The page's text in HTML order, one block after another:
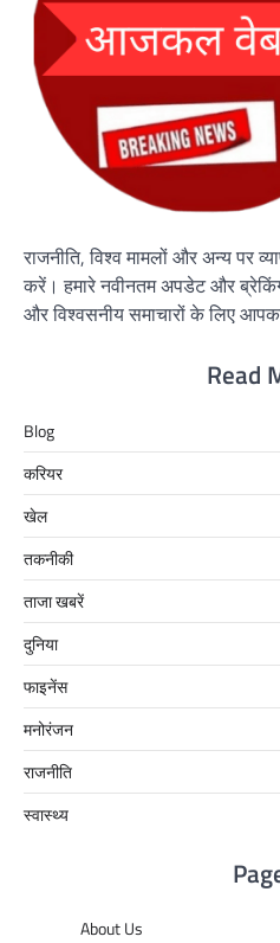
राजनीति, विश्व मामलों और अन्य पर
करें। हमारे नवीनतम अपडेट और
और विश्वसनीय समाचारों के लिए
Read
Blog
करियर
खेल
तकनीकी
ताजा खबरें
दुनिया
फाइनेंस
मनोरंजन
राजनीति
स्वास्थ्य
About Us